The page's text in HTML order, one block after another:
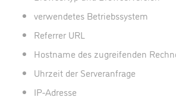
verwendetes Betriebssystem
Referrer URL
Hostname des zugreifenden
Uhrzeit der Serveranfrage
IP-Adresse